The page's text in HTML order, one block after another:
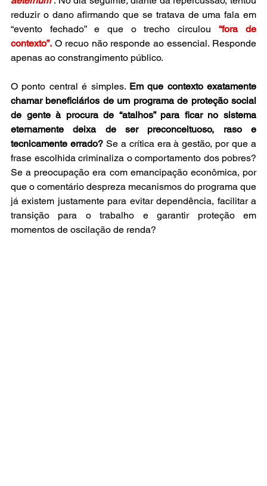
reduzir o dano afirmando que se tratava de uma fala em
“evento fechado” e que o trecho circulou “fora de
contexto”. O recuo não responde ao essencial. Responde
apenas ao constrangimento público.
O ponto central é simples. Em que contexto exatamente
chamar beneficiários de um programa de proteção social
de gente à procura de “atalhos” para ficar no sistema
eternamente deixa de ser preconceituoso, raso e
tecnicamente errado? Se a crítica era à gestão, por que a
frase escolhida criminaliza o comportamento dos pobres?
Se a preocupação era com emancipação econômica, por
que o comentário despreza mecanismos do programa que
já existem justamente para evitar dependência, facilitar a
transição para o trabalho e garantir proteção em
momentos de oscilação de renda?